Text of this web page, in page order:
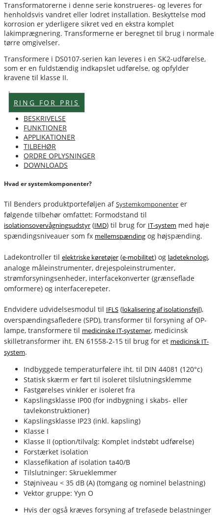
Transformatorerne i denne serie konstrueres- og leveres for
henholdsvis vandret eller lodret installation. Beskyttelse mod
korrosion er yderligere sikret ved en ekstra komplet
lakimprægnering. Transformerne er beregnet til brug i normale
tørre omgivelser.
Transformere i DS0107-serien kan leveres i en SK2-udførelse,
som er en fuldstændig indkapslet udførelse, og opfylder
kravene til klasse II.
Lagervare
RING FOR PRIS
BESKRIVELSE
FUNKTIONER
APPLIKATIONER
TILBEHØR
ORDRE OPLYSNINGER
DOWNLOADS
Hvad er systemkomponenter?
Til Benders produktporteføljen afSystemkomponenter er
følgende tilbehør omfattet: Formodstand til
isolationsovervågningsudstyr (IMD) til brug for IT-system med høje
spændingsniveauer som fx mellemspænding og højspænding.
Ladekontroller til elektriske køretøjer (e-mobilitet) og ladeteknologi,
analoge måleinstrumenter, drejespoleinstrumenter,
strømforsyningsenheder, interfacekonverter (grænseflade
omformere) og interfacerepeter.
Endvidere udvidelsesmodul til IFLS (lokalisering af isolationsfejl),
overspændingsafledere (SPD), transformer til forsyning af OP-
lampe, transformere til medicinske IT-systemer, medicinsk
skilletransformer iht. EN 61558-2-15 til brug for et medicinsk IT-
system.
Indbyggede temperaturfølere iht. til DIN 44081 (120°c)
Statisk skærm er ført til isoleret tilslutningsklemme
Fastgørelses vinkler er isoleret fra
Kapslingsklasse IP00 (for indbygning i skabs- eller
tavlekonstruktioner)
Kapslingsklasse IP23 (inkl. kapsling)
Klasse I
Klasse II (option/tilvalg: Komplet indstøbt udførelse)
Forstærket isolation
Klassefikation af isolation ta40/B
Tilslutninger: Skrueklemmer
Støjniveau < 35 dB (A) (tomgang og nominel belastning)
Vektor gruppe: Yyn O
Hvis der også kræves forsyning af trefasede belastninger